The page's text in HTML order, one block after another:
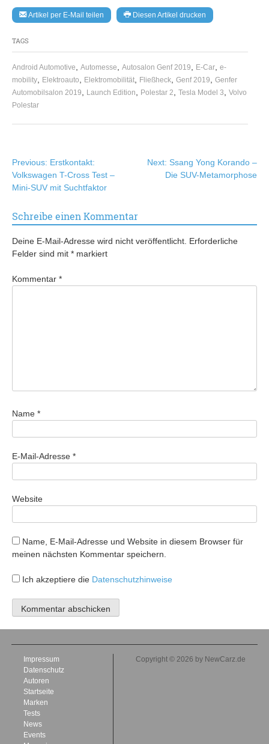
Artikel per E-Mail teilen Diesen Artikel drucken
TAGS
Android Automotive Automesse Autosalon Genf 2019 E-Car e-
mobility
Elektroauto Elektromobilität Fließheck Genf 2019
Genfer
Automobilsalon 2019
Launch Edition Polestar 2 Tesla Model 3
Volvo
Polestar
Beitragsnavigation
Previous: Erstkontakt:
Volkswagen T-Cross Test –
Mini-SUV mit Suchtfaktor
Next: Ssang Yong Korando –
Die SUV-Metamorphose
Schreibe einen Kommentar
Deine E-Mail-Adresse wird nicht veröffentlicht. Erforderliche
Felder sind mit * markiert
Kommentar *
Name *
E-Mail-Adresse *
Website
Name, E-Mail-Adresse und Website in diesem Browser für
meinen nächsten Kommentar speichern.
Ich akzeptiere die Datenschutzhinweise
Impressum
Datenschutz
Autoren
Startseite
Marken
Tests
News
Events
Copyright © 2026 by NewCarz.de